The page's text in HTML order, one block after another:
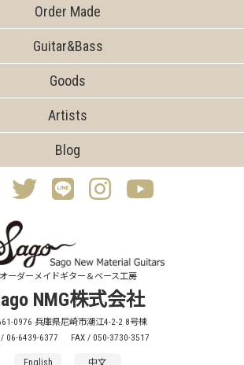
Order Made
Guitar&Bass
Goods
Artists
Blog
オーダーメイドギター＆ベース工房
NMG株式会社
0976 兵庫県尼崎市潮江4-2-2 8号棟
/ 06-6439-6377
FAX / 050-3730-3517
English 中文